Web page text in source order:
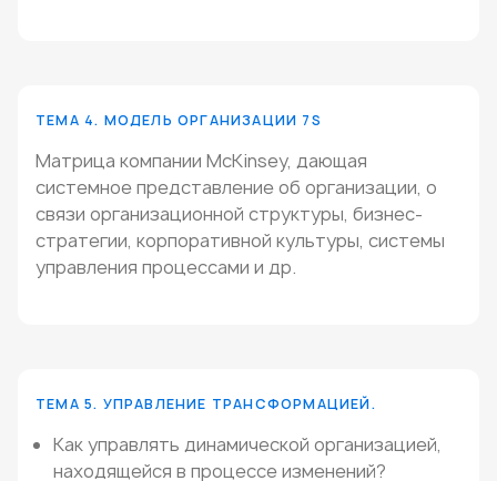
ТЕМА 4. МОДЕЛЬ ОРГАНИЗАЦИИ 7S
Матрица компании McKinsey, дающая
системное представление об организации, о
связи организационной структуры, бизнес-
стратегии, корпоративной культуры, системы
управления процессами и др.
ТЕМА 5. УПРАВЛЕНИЕ ТРАНСФОРМАЦИЕЙ.
Как управлять динамической организацией,
находящейся в процессе изменений?